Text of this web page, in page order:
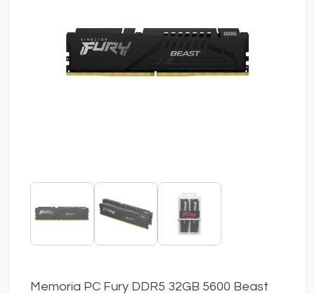
Memoria PC Fury DDR5 32GB 5600 Beast